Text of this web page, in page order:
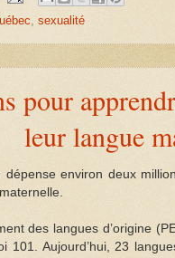
, sexualité
pour
leur langue
dépense environ deux
des langues d’origine
101. Aujourd’hui, 23